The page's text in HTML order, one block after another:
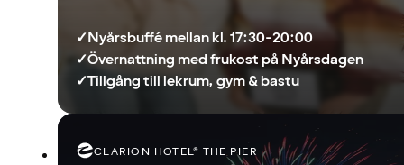
✓Nyårsbuffé mellan kl. 17:30-20:00
✓Övernattning med frukost på Nyårsdagen
✓Tillgång till lekrum, gym & bastu
CLARION HOTEL® THE PIER